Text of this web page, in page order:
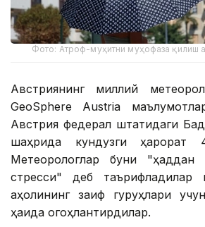
Фото: Атроф-муҳитни муҳофаза қилиш
Австриянинг миллий
GeoSphere Austria
Австрия федерал штатидаги
шаҳрида кундузги ҳарорат
Метеорологлар буни "ҳаддан
стресси" деб таърифладилар
аҳолининг заиф гуруҳлари
ҳақида огоҳлантирдилар.